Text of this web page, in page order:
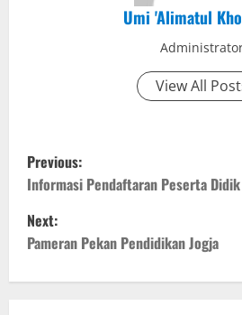
Umi 'Alimatul
View All
P
o
s
Previous:
Informasi Pendaftaran Peserta
Next:
Pameran Pekan Pendidikan Jogja